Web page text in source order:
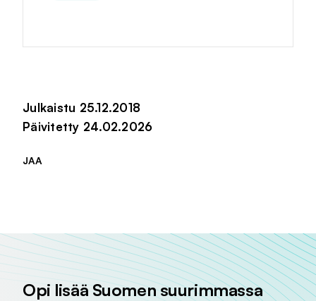
Julkaistu 25.12.2018
Päivitetty 24.02.2026
JAA
Opi lisää Suomen suurimmassa